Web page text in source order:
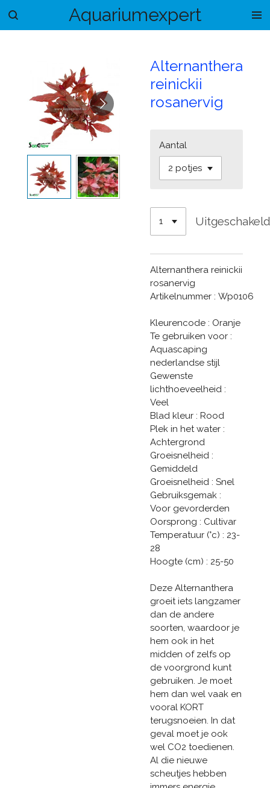
Ga
Aquariumexpert
Alternanthera
reinickii
rosanervig
Aantal
Alternanthera reinickii
rosanervig
Artikelnummer : Wp0106
Kleurencode : Oranje
Te gebruiken voor :
Aquascaping
nederlandse stijl
Gewenste
lichthoeveelheid :
Veel
Blad kleur : Rood
Plek in het water :
Achtergrond
Groeisnelheid :
Gemiddeld
Groeisnelheid : Snel
Gebruiksgemak :
Voor gevorderden
Oorsprong : Cultivar
Temperatuur (°c) : 23-
28
Hoogte (cm) : 25-50
Deze Alternanthera
groeit iets langzamer
dan de andere
soorten, waardoor je
hem ook in het
midden of zelfs op
de voorgrond kunt
gebruiken. Je moet
hem dan wel vaak en
vooral KORT
terugsnoeien. In dat
geval moet je ook
wel CO2 toedienen.
Al die nieuwe
scheutjes hebben